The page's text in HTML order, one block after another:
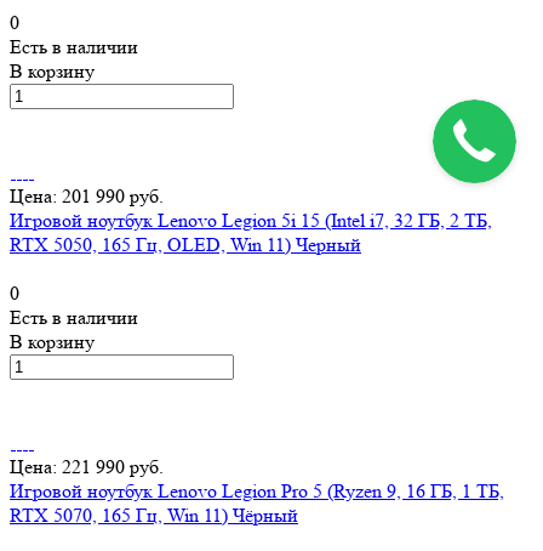
0
Есть в наличии
В корзину
Цена: 201 990 руб.
Игровой ноутбук Lenovo Legion 5i 15 (Intel i7, 32 ГБ, 2 ТБ,
RTX 5050, 165 Гц, OLED, Win 11) Черный
0
Есть в наличии
В корзину
Цена: 221 990 руб.
Игровой ноутбук Lenovo Legion Pro 5 (Ryzen 9, 16 ГБ, 1 ТБ,
RTX 5070, 165 Гц, Win 11) Чёрный